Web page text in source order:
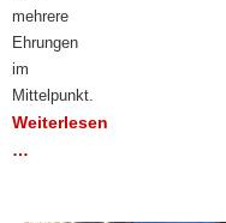
mehrere
Ehrungen
im
Mittelpunkt.
Weiterlesen
…